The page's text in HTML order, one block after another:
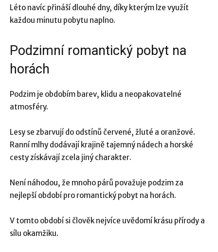
Léto navíc přináší dlouhé dny, díky kterým lze využít
každou minutu pobytu naplno.
Podzimní romantický pobyt na
horách
Podzim je obdobím barev, klidu a neopakovatelné
atmosféry.
Lesy se zbarvují do odstínů červené, žluté a oranžové.
Ranní mlhy dodávají krajině tajemný nádech a horské
cesty získávají zcela jiný charakter.
Není náhodou, že mnoho párů považuje podzim za
nejlepší období pro romantický pobyt na horách.
V tomto období si člověk nejvíce uvědomí krásu přírody a
sílu okamžiku.